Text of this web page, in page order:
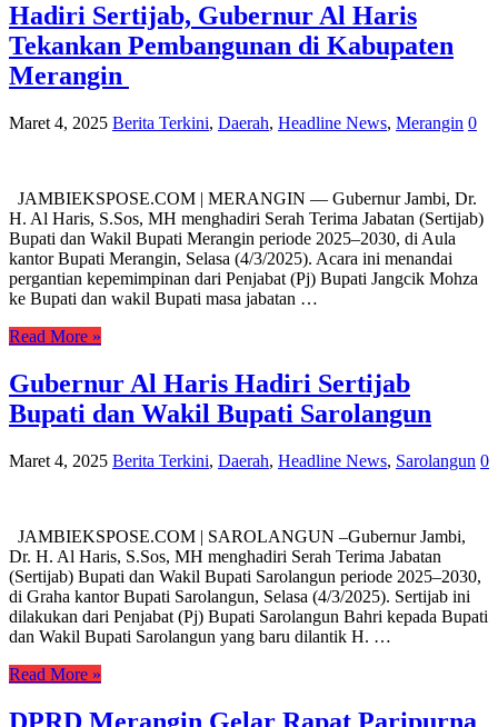
Hadiri Sertijab, Gubernur Al Haris
Tekankan Pembangunan di Kabupaten
Merangin
Maret 4, 2025 Berita Terkini, Daerah, Headline News, Merangin 0
JAMBIEKSPOSE.COM | MERANGIN — Gubernur Jambi, Dr.
H. Al Haris, S.Sos, MH menghadiri Serah Terima Jabatan (Sertijab)
Bupati dan Wakil Bupati Merangin periode 2025–2030, di Aula
kantor Bupati Merangin, Selasa (4/3/2025). Acara ini menandai
pergantian kepemimpinan dari Penjabat (Pj) Bupati Jangcik Mohza
ke Bupati dan wakil Bupati masa jabatan …
Read More »
Gubernur Al Haris Hadiri Sertijab
Bupati dan Wakil Bupati Sarolangun
Maret 4, 2025 Berita Terkini, Daerah, Headline News, Sarolangun 0
JAMBIEKSPOSE.COM | SAROLANGUN –Gubernur Jambi,
Dr. H. Al Haris, S.Sos, MH menghadiri Serah Terima Jabatan
(Sertijab) Bupati dan Wakil Bupati Sarolangun periode 2025–2030,
di Graha kantor Bupati Sarolangun, Selasa (4/3/2025). Sertijab ini
dilakukan dari Penjabat (Pj) Bupati Sarolangun Bahri kepada Bupati
dan Wakil Bupati Sarolangun yang baru dilantik H. …
Read More »